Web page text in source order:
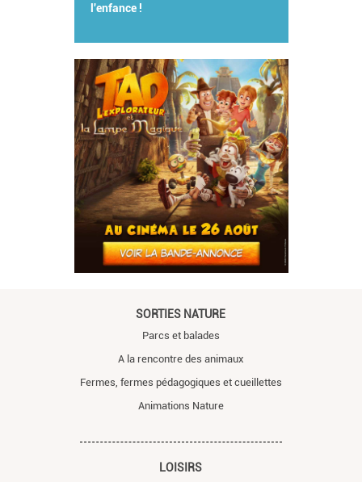
l'enfance !
SORTIES NATURE
Parcs et balades
A la rencontre des animaux
Fermes, fermes pédagogiques et cueillettes
Animations Nature
LOISIRS